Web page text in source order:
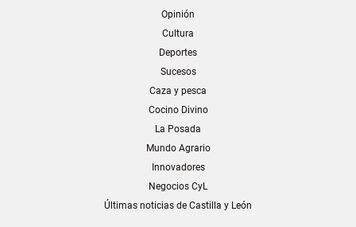
Opinión
Cultura
Deportes
Sucesos
Caza y pesca
Cocino Divino
La Posada
Mundo Agrario
Innovadores
Negocios CyL
Últimas noticias de Castilla y León